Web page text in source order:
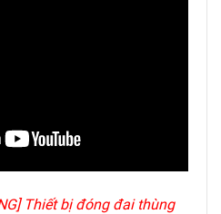
Thiết bị đóng đai thùng